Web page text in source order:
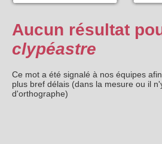
Aucun résultat
clypéastre
Ce mot a été signalé à nos équipes
plus bref délais (dans la mesure ou il
d'orthographe)